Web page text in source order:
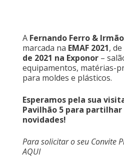
A Fernando Ferro & Irmão
marcada na EMAF 2021, de
de 2021 na Exponor–
equipamentos, matérias-
para moldes e plásticos.
Esperamos pela sua
Pavilhão 5 para
novidades!
Para solicitar o seu Convite
AQUI